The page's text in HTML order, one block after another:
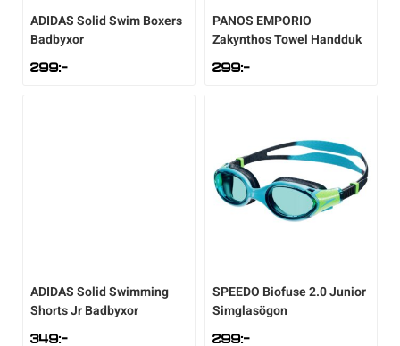
ADIDASSolid Swim Boxers
Badbyxor
299:-
PANOS EMPORIO
Zakynthos Towel Handduk
299:-
ADIDASSolid Swimming
Shorts Jr Badbyxor
349:-
SPEEDO Biofuse 2.0 Junior
Simglasögon
299:-